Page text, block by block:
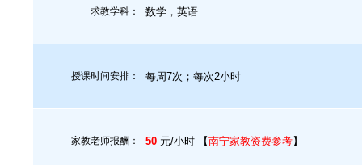
求教学科： 数学，英语
授课时间安排： 每周7次；每次2小时
家教老师报酬： 50 元/小时 【南宁家教资费参考】